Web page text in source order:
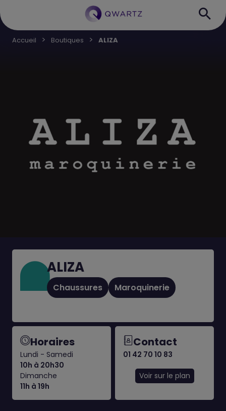
Accueil Boutiques ALIZA
ALIZA
Chaussures Maroquinerie
Horaires
Lundi - Samedi
10h à 20h30
Dimanche
11h à 19h
Contact
01 42 70 10 83
Voir sur le plan